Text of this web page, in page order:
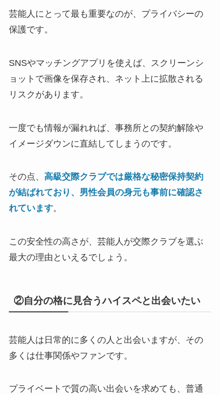
芸能人にとって最も重要なのが、プライバシーの
保護です。
SNSやマッチングアプリを使えば、スクリーンシ
ョットで画像を保存され、ネット上に拡散される
リスクがあります。
一度でも情報が漏れれば、事務所との契約解除や
イメージダウンに直結してしまうのです。
その点、 高級交際クラブでは厳格な秘密保持契約
が結ばれており、男性会員の身元も事前に確認さ
れています。
この安全性の高さが、芸能人が交際クラブを選ぶ
最大の理由といえるでしょう。
②自分の格に見合うハイスペと出会いたい
芸能人は日常的に多くの人と出会いますが、その
多くは仕事関係やファンです。
プライベートで質の高い出会いを求めても、普通